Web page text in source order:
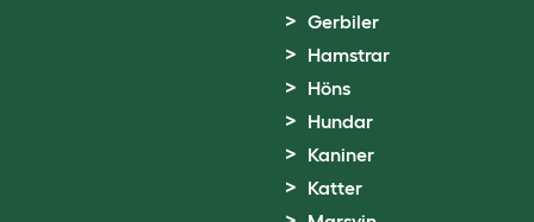
Gerbiler
Hamstrar
Höns
Hundar
Kaniner
Katter